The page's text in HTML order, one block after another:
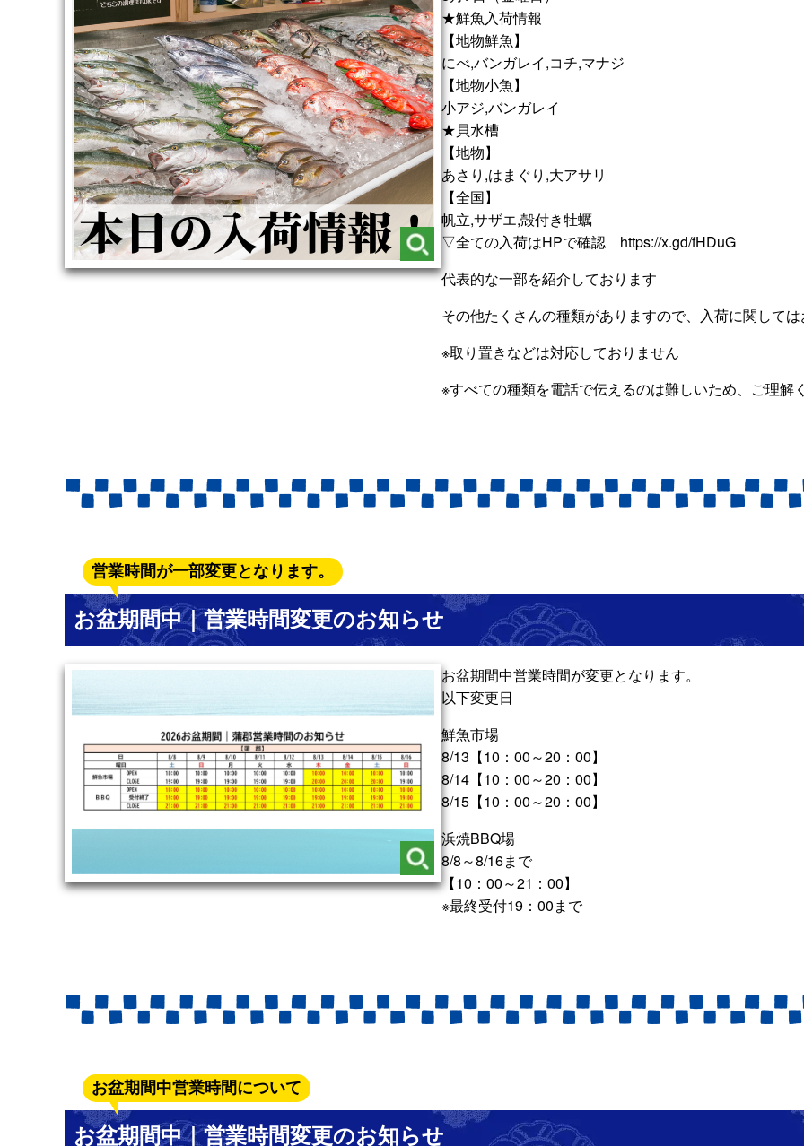
★鮮魚入荷情報
【地物鮮魚】
にべ,バンガレイ,コチ,マナジ
【地物小魚】
小アジ,バンガレイ
★貝水槽
【地物】
あさり,はまぐり,大アサリ
【全国】
帆立,サザエ,殻付き牡蠣
▽全ての入荷はHPで確認 https://x.gd/fHDuG
代表的な一部を紹介しております
その他たくさんの種類がありますので、入荷に関して
※取り置きなどは対応しておりません
※すべての種類を電話で伝えるのは難しいため、ご理解
営業時間が一部変更となります。
お盆期間中｜営業時間変更のお知らせ
お盆期間中営業時間が変更となります。
以下変更日
鮮魚市場
8/13【10：00～20：00】
8/14【10：00～20：00】
8/15【10：00～20：00】
浜焼BBQ場
8/8～8/16まで
【10：00～21：00】
※最終受付19：00まで
お盆期間中営業時間について
お盆期間中｜営業時間変更のお知らせ